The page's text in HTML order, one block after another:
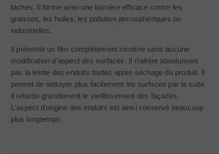
taches. Il forme ainsi une barrière efficace contre les
graisses, les huiles, les pollution atmosphériques ou
industrielles.
Il présente un film complètement incolore sans aucune
modification d'aspect des surfaces. Il n'altère absolument
pas la teinte des enduits traités après séchage du produit. Il
permet de nettoyer plus facilement les surfaces par la suite.
Il retarde grandement le vieillissement des façades.
L'aspect d'origine des enduits est ainsi conservé beaucoup
plus longtemps.